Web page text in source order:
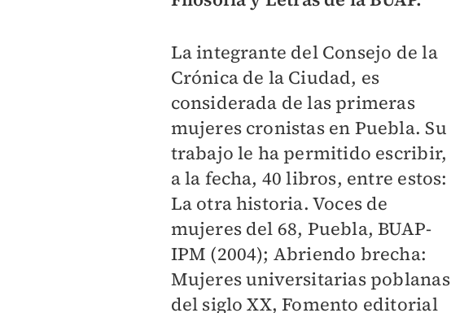
La integrante del Consejo de la
Crónica de la Ciudad, es
considerada de las primeras
mujeres cronistas en Puebla. Su
trabajo le ha permitido escribir,
a la fecha, 40 libros, entre estos:
La otra historia. Voces de
mujeres del 68, Puebla, BUAP-
IPM (2004); Abriendo brecha:
Mujeres universitarias poblanas
del siglo XX, Fomento editorial